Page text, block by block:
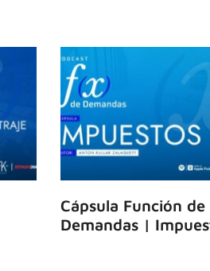
Cápsula Función de
Demandas |